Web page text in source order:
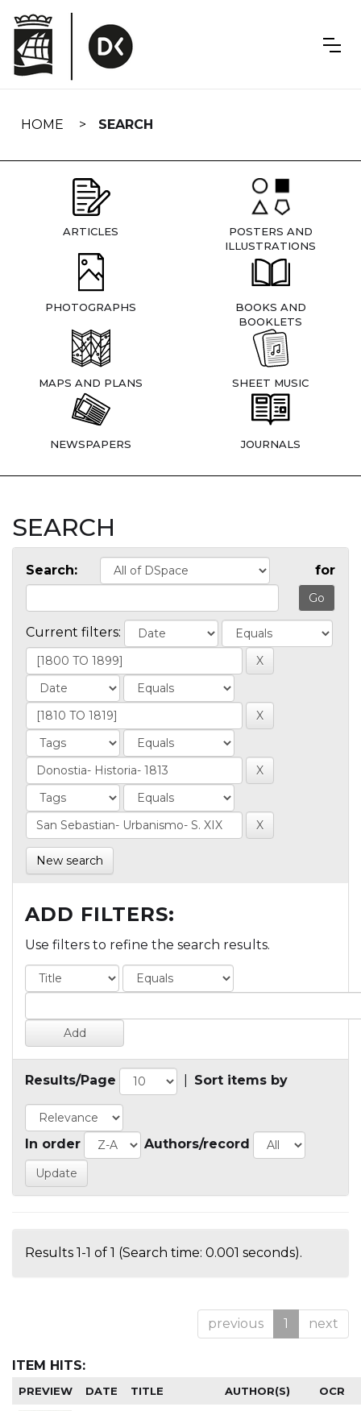
navigation
HOME SEARCH
ARTICLES
POSTERS AND
ILLUSTRATIONS
PHOTOGRAPHS
BOOKS AND
BOOKLETS
MAPS AND PLANS SHEET MUSIC
NEWSPAPERS JOURNALS
SEARCH
Search: for
Current filters:
New search
ADD FILTERS:
Use filters to refine the search results.
Results/Page Sort items by
In order Authors/record
Results 1-1 of 1 (Search time: 0.001 seconds).
previous 1 next
ITEM HITS:
PREVIEW DATE TITLE AUTHOR(S) OCR